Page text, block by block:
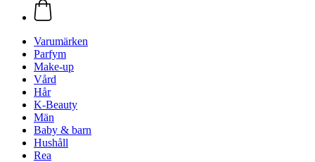
Varumärken
Parfym
Make-up
Vård
Hår
K-Beauty
Män
Baby & barn
Hushåll
Rea